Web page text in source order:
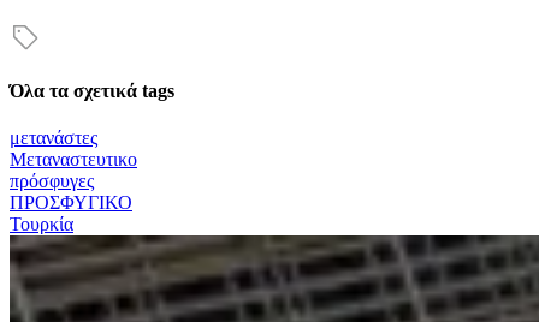
Όλα τα σχετικά tags
μετανάστες
Μεταναστευτικο
πρόσφυγες
ΠΡΟΣΦΥΓΙΚΟ
Τουρκία